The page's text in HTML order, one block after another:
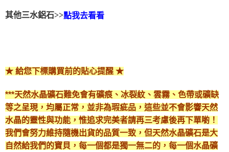
付款後門市自取
其他三水鋁石>>點我去看看
★ 給您下標購買前的貼心提醒 ★
***天然水晶礦石難免會有礦痕、冰裂紋、雲霧、色帶或礦缺
等之呈現，均屬正常，並非為瑕疵品，這些並不會影響天然
水晶的靈性與功能，惟追求完美者請再三考慮後再下單喲！
我們會努力維持隨機出貨的品質一致，但天然水晶礦石是大
自然給我們的寶貝，每一個都是獨一無二的，每一個水晶礦